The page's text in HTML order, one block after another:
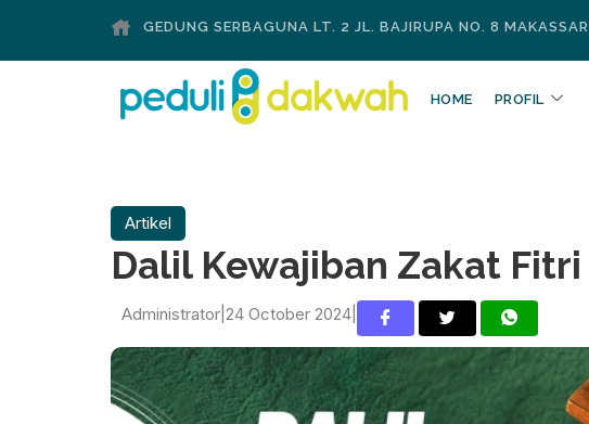
GEDUNG SERBAGUNA LT. 2 JL. BAJIRUPA NO. 8 MAKASSAR
HOME PROFIL
Artikel
Dalil Kewajiban Zakat Fitri
Administrator 24 October 2024